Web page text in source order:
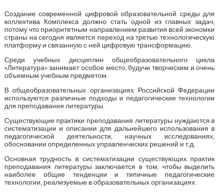
Создание современной цифровой образовательной среды для
коллектива Комплекса должно стать одной из главных задач,
потому что приоритетным направлением развития всей экономки
страны на сегодня является переход на третью технологическую
платформу и связанную с ней цифровую трансформацию.
Среди учебных дисциплин общеобразовательного цикла
«Литература» занимает особое место, будучи творческим и очень
объемным учебным предметом.
В общеобразовательных организациях Российской Федерации
используются различные подходы и педагогические технологии
для преподавания литературы.
Существующие практики преподавания литературы нуждаются в
систематизации и описании для дальнейшего использования в
педагогической деятельности, научных исследованиях,
обосновании определенных управленческих решений и т.д.
Основная трудность в систематизации существующих практик
преподавания литературы заключается в том, чтобы выделить
наиболее общие тенденции и типичные педагогические
технологии, реализуемые в образовательных организациях.